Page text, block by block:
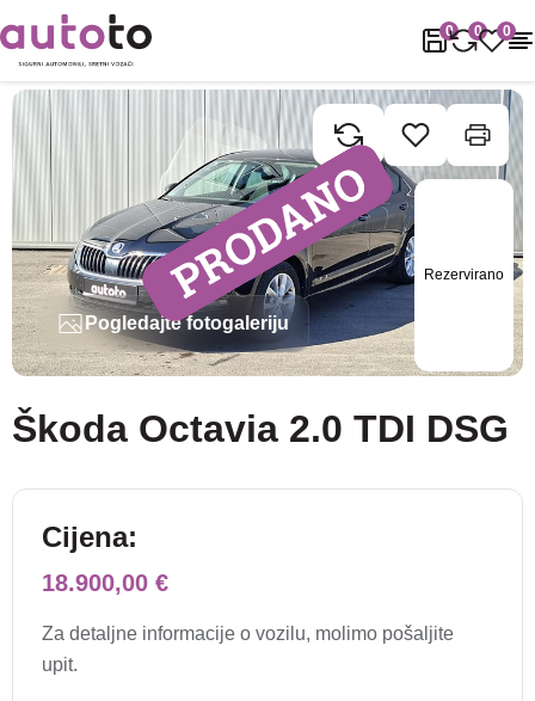
0 0 0
Naslovnica Rabljena vozila Škoda Octavia
Rezervirano
Pogledajte fotogaleriju
Škoda Octavia 2.0 TDI DSG
Cijena:
18.900,00 €
Za detaljne informacije o vozilu, molimo pošaljite
upit.